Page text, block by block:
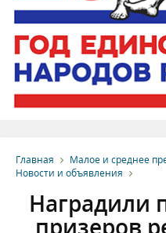
Главная
Малое и среднее
Новости и объявления
Наградили
призеров